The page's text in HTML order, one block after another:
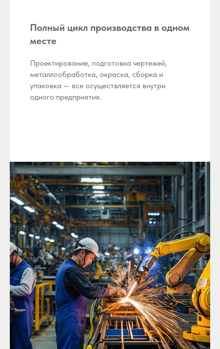
Полный цикл производства в одном
месте
Проектирование, подготовка чертежей,
металлообработка, окраска, сборка и
упаковка — все осуществляется внутри
одного предприятия.